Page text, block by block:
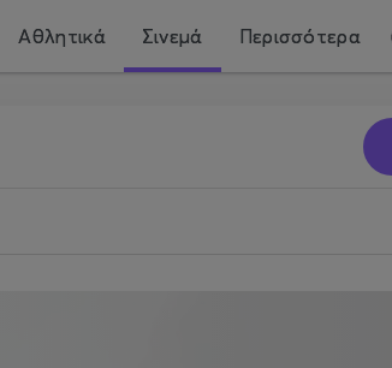
Αθλητικά Σινεμά Περισσότερα